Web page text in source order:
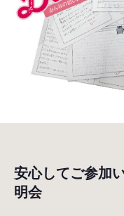
安心してご参加
明会